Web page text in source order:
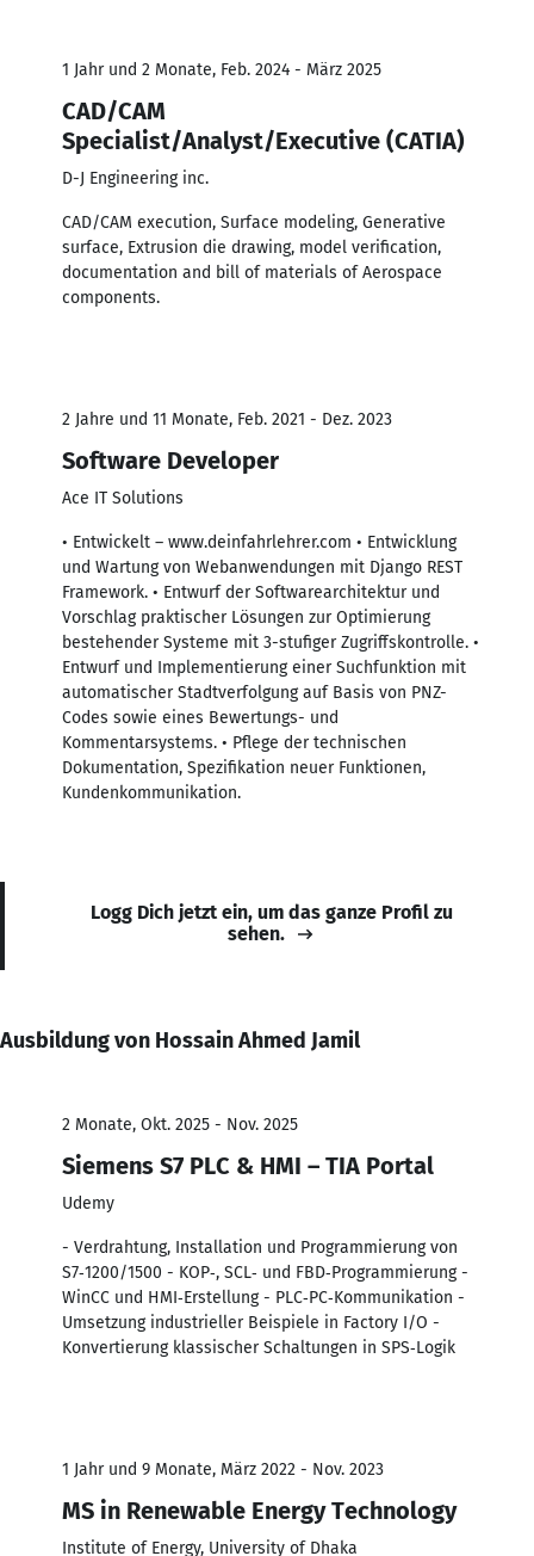
1 Jahr und 2 Monate, Feb. 2024 - März 2025
CAD/CAM
Specialist/Analyst/Executive (CATIA)
D-J Engineering inc.
CAD/CAM execution, Surface modeling, Generative
surface, Extrusion die drawing, model verification,
documentation and bill of materials of Aerospace
components.
2 Jahre und 11 Monate, Feb. 2021 - Dez. 2023
Software Developer
Ace IT Solutions
• Entwickelt – www.deinfahrlehrer.com • Entwicklung
und Wartung von Webanwendungen mit Django REST
Framework. • Entwurf der Softwarearchitektur und
Vorschlag praktischer Lösungen zur Optimierung
bestehender Systeme mit 3-stufiger Zugriffskontrolle. •
Entwurf und Implementierung einer Suchfunktion mit
automatischer Stadtverfolgung auf Basis von PNZ-
Codes sowie eines Bewertungs- und
Kommentarsystems. • Pflege der technischen
Dokumentation, Spezifikation neuer Funktionen,
Kundenkommunikation.
Logg Dich jetzt ein, um das ganze Profil zu
sehen.
Ausbildung von Hossain Ahmed Jamil
2 Monate, Okt. 2025 - Nov. 2025
Siemens S7 PLC & HMI – TIA Portal
Udemy
- Verdrahtung, Installation und Programmierung von
S7‑1200/1500 - KOP‑, SCL‑ und FBD‑Programmierung -
WinCC und HMI‑Erstellung - PLC‑PC‑Kommunikation -
Umsetzung industrieller Beispiele in Factory I/O -
Konvertierung klassischer Schaltungen in SPS‑Logik
1 Jahr und 9 Monate, März 2022 - Nov. 2023
MS in Renewable Energy Technology
Institute of Energy, University of Dhaka